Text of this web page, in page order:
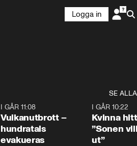
Logga in
SE ALLA
I GÅR 11:08
Vulkanutbrott –
hundratals
evakueras
I GÅR 10:22
Kvinna
”Sonen
ut”